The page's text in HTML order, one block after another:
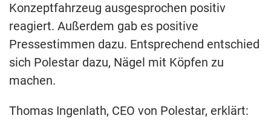
Konzeptfahrzeug ausgesprochen positiv
reagiert. Außerdem gab es positive
Pressestimmen dazu. Entsprechend entschied
sich Polestar dazu, Nägel mit Köpfen zu
machen.
Thomas Ingenlath, CEO von Polestar, erklärt: